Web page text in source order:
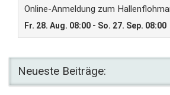
Neueste Beiträge: